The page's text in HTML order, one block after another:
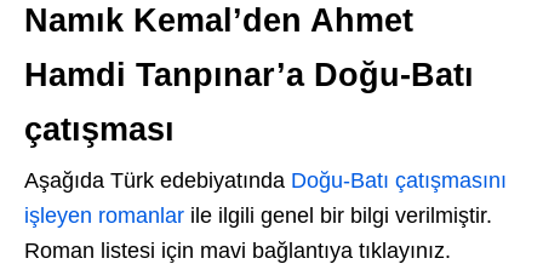
Namık Kemal’den Ahmet
Hamdi Tanpınar’a Doğu-Batı
çatışması
Aşağıda Türk edebiyatında Doğu-Batı çatışmasını
işleyen romanlar ile ilgili genel bir bilgi verilmiştir.
Roman listesi için mavi bağlantıya tıklayınız.